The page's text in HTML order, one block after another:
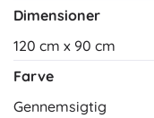
Dimensioner
120 cm x 90 cm
Farve
Gennemsigtig